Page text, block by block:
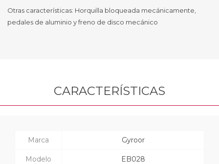
Otras características: Horquilla bloqueada mecánicamente,
pedales de aluminio y freno de disco mecánico
CARACTERÍSTICAS
Marca Gyroor
Modelo EB028